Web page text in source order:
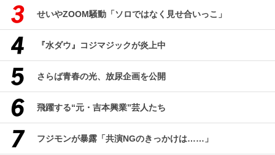
せいやZOOM騒動「ソロではなく見せ合いっこ」
『水ダウ』コジマジックが炎上中
さらば青春の光、放尿企画を公開
飛躍する“元・吉本興業”芸人たち
フジモンが暴露「共演NGのきっかけは……」